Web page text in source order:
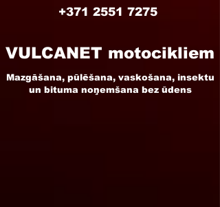
+371 2551 7275
VULCANET motocikliem
Mazgāšana, pūlēšana, vaskošana, insektu
un bituma noņemšana bez ūdens